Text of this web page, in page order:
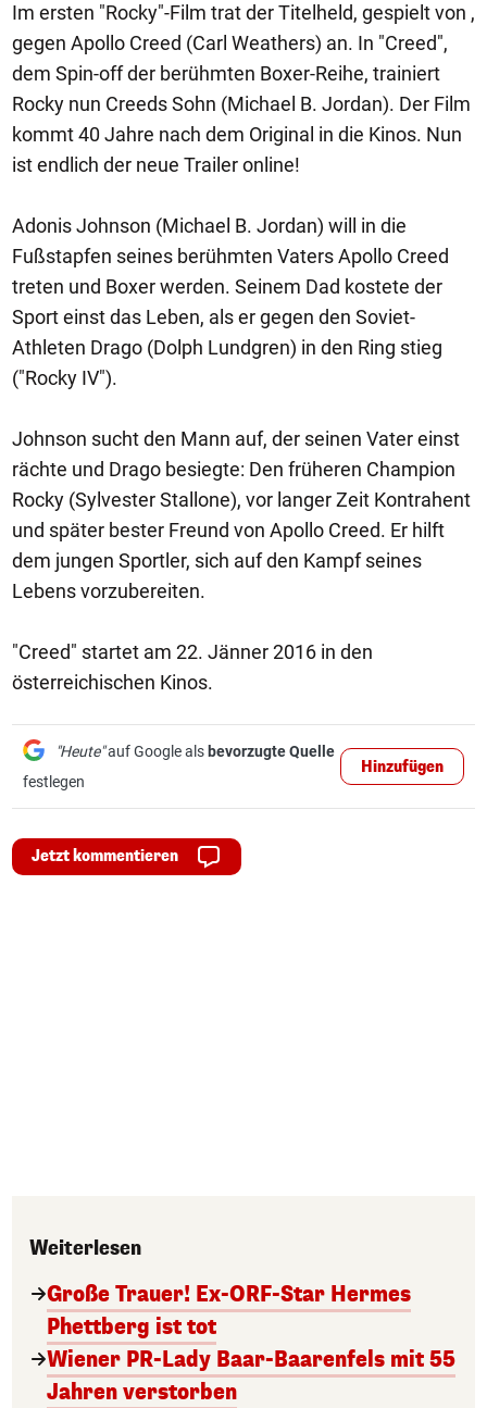
Im ersten "Rocky"-Film trat der Titelheld, gespielt von ,
gegen Apollo Creed (Carl Weathers) an. In "Creed",
dem Spin-off der berühmten Boxer-Reihe, trainiert
Rocky nun Creeds Sohn (Michael B. Jordan). Der Film
kommt 40 Jahre nach dem Original in die Kinos. Nun
ist endlich der neue Trailer online!
Adonis Johnson (Michael B. Jordan) will in die
Fußstapfen seines berühmten Vaters Apollo Creed
treten und Boxer werden. Seinem Dad kostete der
Sport einst das Leben, als er gegen den Soviet-
Athleten Drago (Dolph Lundgren) in den Ring stieg
("Rocky IV").
Johnson sucht den Mann auf, der seinen Vater einst
rächte und Drago besiegte: Den früheren Champion
Rocky (Sylvester Stallone), vor langer Zeit Kontrahent
und später bester Freund von Apollo Creed. Er hilft
dem jungen Sportler, sich auf den Kampf seines
Lebens vorzubereiten.
"Creed" startet am 22. Jänner 2016 in den
österreichischen Kinos.
"Heute"auf Google als bevorzugte Quelle
festlegen
Hinzufügen
Jetzt kommentieren
Weiterlesen
Große Trauer! Ex-ORF-Star Hermes
Phettberg ist tot
Wiener PR-Lady Baar-Baarenfels mit 55
Jahren verstorben